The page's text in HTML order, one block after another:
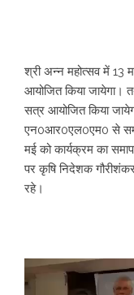
श्री अन्न महोत्सव में 13
आयोजित किया जायेगा।
सत्र आयोजित किया
एन0आर0एल0एम0 से
मई को कार्यक्रम का
पर कृषि निदेशक
रहे।
Video
Player